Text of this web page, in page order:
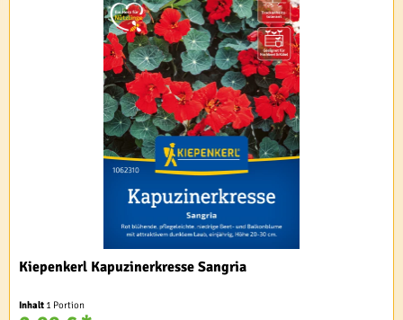
Kiepenkerl Kapuzinerkresse Sangria
Inhalt 1 Portion